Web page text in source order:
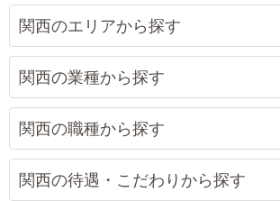
関西のエリアから探す
関西の業種から探す
関西の職種から探す
関西の待遇・こだわりから探す